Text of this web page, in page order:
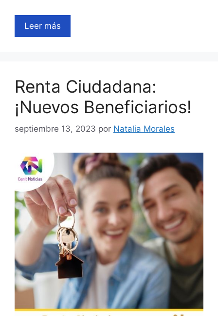
Leer más
Renta Ciudadana:
¡Nuevos Beneficiarios!
septiembre 13, 2023 por Natalia Morales